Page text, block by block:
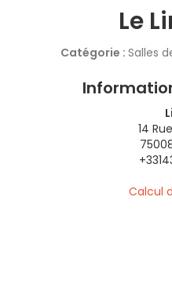
Le
Catégorie : Salles
14
Calcul